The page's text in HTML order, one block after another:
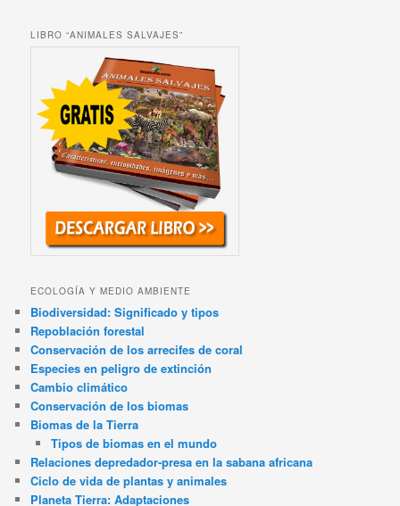
LIBRO “ANIMALES SALVAJES”
ECOLOGÍA Y MEDIO AMBIENTE
Biodiversidad: Significado y tipos
Repoblación forestal
Conservación de los arrecifes de coral
Especies en peligro de extinción
Cambio climático
Conservación de los biomas
Biomas de la Tierra
Tipos de biomas en el mundo
Relaciones depredador-presa en la sabana africana
Ciclo de vida de plantas y animales
Planeta Tierra: Adaptaciones